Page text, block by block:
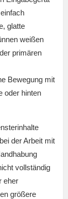
glatte
weißen
primären
Bewegung mit
oder hinten
der Arbeit mit
vollständig
eher
größere